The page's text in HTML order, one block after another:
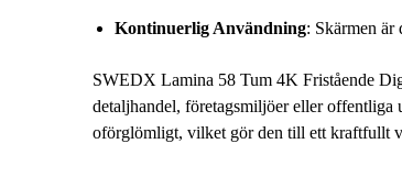
Kontinuerlig Användning: Skärmen är
SWEDX Lamina 58 Tum 4K Fristående
detaljhandel, företagsmiljöer eller offentliga
oförglömligt, vilket gör den till ett kraftfullt